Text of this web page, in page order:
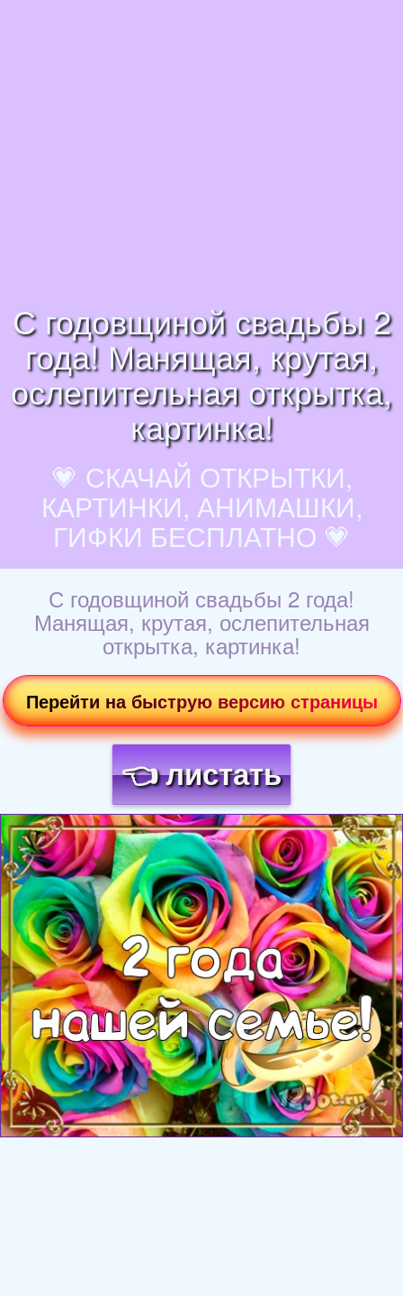
С годовщиной свадьбы 2
года! Манящая, крутая,
ослепительная открытка,
картинка!
💗 СКАЧАЙ ОТКРЫТКИ,
КАРТИНКИ, АНИМАШКИ,
ГИФКИ БЕСПЛАТНО 💗
С годовщиной свадьбы 2 года!
Манящая, крутая, ослепительная
открытка, картинка!
Перейти на быструю версию страницы
👈 листать
Загрузка картинки...